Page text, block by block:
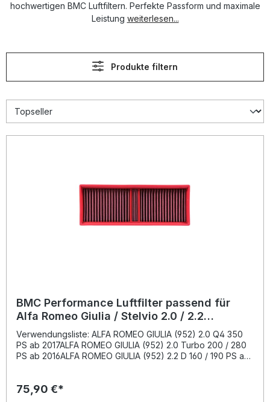
hochwertigen BMC Luftfiltern. Perfekte Passform und maximale
Leistung weiterlesen...
Produkte filtern
BMC Performance Luftfilter passend für
Alfa Romeo Giulia / Stelvio 2.0 / 2.2
FB939/20
Verwendungsliste: ALFA ROMEO GIULIA (952) 2.0 Q4 350
PS ab 2017ALFA ROMEO GIULIA (952) 2.0 Turbo 200 / 280
PS ab 2016ALFA ROMEO GIULIA (952) 2.2 D 160 / 190 PS ab
200 / 280 PS ab 2016ALFA ROMEO STELVIO (949) 2.2 D 150
75,90 €*